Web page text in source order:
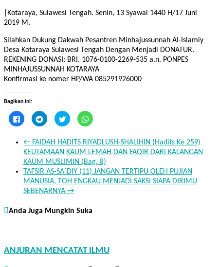
|Kotaraya, Sulawesi Tengah. Senin, 13 Syawal 1440 H/17 Juni
2019 M.
Silahkan Dukung Dakwah Pesantren Minhajussunnah Al-Islamiy
Desa Kotaraya Sulawesi Tengah Dengan Menjadi DONATUR.
REKENING DONASI: BRI. 1076-0100-2269-535 a.n. PONPES
MINHAJUSSUNNAH KOTARAYA
Konfirmasi ke nomer HP/WA 085291926000
Bagikan ini:
Klik
untuk
membagikan
Facebook(Membuka
di
jendela
yang
baru)
Klik
untuk
berbagi
Telegram(Membuka
di
jendela
yang
baru)
Klik
untuk
berbagi
Twitter(Membuka
di
jendela
yang
baru)
Klik
untuk
WhatsApp(Membuka
di
jendela
yang
baru)
← FAIDAH HADITS RIYADLUSH-SHALIHIN (Hadits Ke 259)
KEUTAMAAN KAUM LEMAH DAN FAQIR DARI KALANGAN
KAUM MUSLIMIN (Bag. 8)
TAFSIR AS-SA`DIY (11) JANGAN TERTIPU OLEH PUJIAN
MANUSIA, TOH ENGKAU MENJADI SAKSI SIAPA DIRIMU
SEBENARNYA →
Anda Juga Mungkin Suka
ANJURAN MENCATAT ILMU